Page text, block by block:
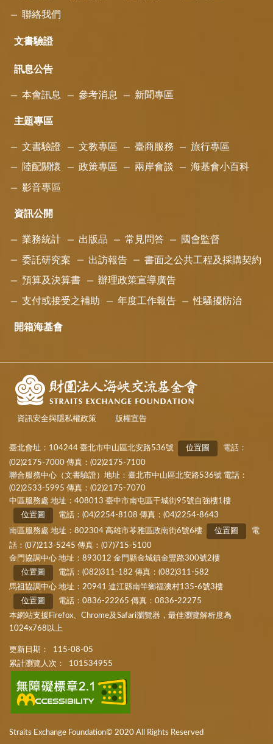
聯絡我們
文書驗證
訊息公告
本會訊息 參考消息 新聞專區
主題專區
文書驗證 文教專區 臺商服務 旅行專區
陸配關懷 政策專區 兩岸會談 海基會小百科
影音專區
資訊公開
業務統計 出版品 常見問答 國會監督
委託研究案 出訪報告 書面之公共工程及採購契約
預算及決算書 辦理政策宣導廣告
支付或接受之補助 年度工作報告 性騷擾防治
開箱海基會
資訊安全與隱私權政策 版權宣告
臺北會址：104244 臺北市中山區北安路536號 位置圖
電話：
(02)2175-7000 傳真：(02)2175-7100
聯合服務中心（文書驗證）地址：臺北市中山區北安路536號 電話：
(02)2533-5995 傳真：(02)2175-7070
中區服務處 地址：408013 臺中市南屯區干城街95號自強樓1樓
位置圖
電話：(04)2254-8108 傳真：(04)2254-8643
南區服務處 地址：802304 高雄市苓雅區政南街6號6樓
位置圖
電
話：(07)213-5245 傳真：(07)715-5100
金門協調中心 地址：893012 金門縣金城鎮金豐路300號2樓
位置圖
電話：(082)311-182 傳真：(082)311-582
馬祖協調中心 地址：20941 連江縣南竿鄉福澳村135-6號3樓
位置圖
電話：0836-22265 傳真：0836-22275
本網站支援Firefox、Chrome及Safari瀏覽器，最佳瀏覽解析度為
1024x768以上
更新日期：
115-08-05
累計瀏覽人次：
101534955
Straits Exchange Foundation© 2020 All Rights Reserved